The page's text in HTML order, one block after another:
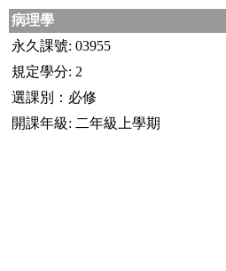
病理學
永久課號: 03955
規定學分: 2
選課別：必修
開課年級: 二年級上學期